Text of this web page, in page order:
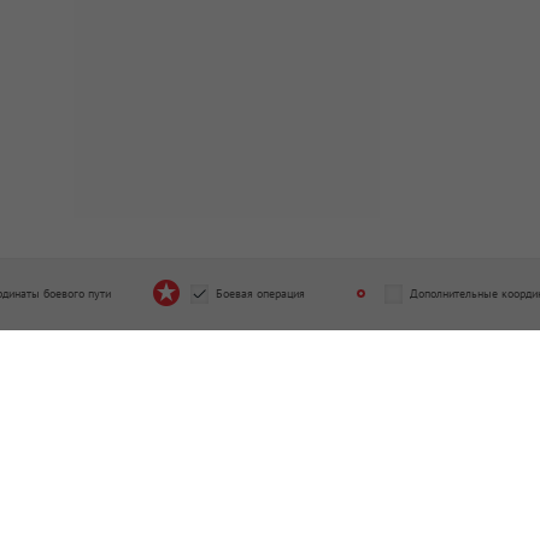
боевого пути Боевая операция Дополнительные